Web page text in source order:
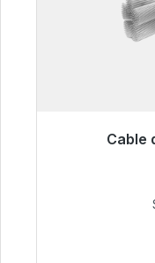
Cable
Listo para